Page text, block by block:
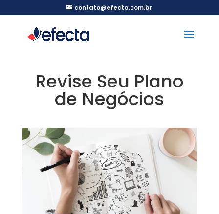
contato@efecta.com.br
Revise Seu Plano
de Negócios